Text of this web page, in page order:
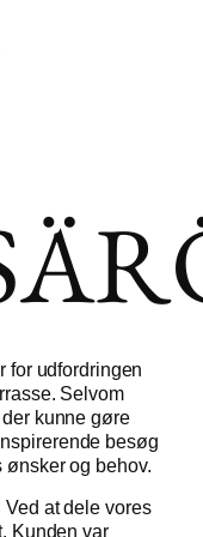
for udfordringen
Selvom
kunne gøre
besøg
ønsker og behov.
at dele vores
Kunden var